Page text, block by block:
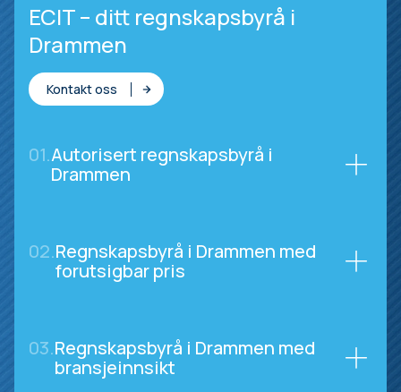
ECIT – ditt regnskapsbyrå i
Drammen
Kontakt oss
01.Autorisert regnskapsbyrå i
Drammen
02.Regnskapsbyrå i Drammen med
forutsigbar pris
03.Regnskapsbyrå i Drammen med
bransjeinnsikt